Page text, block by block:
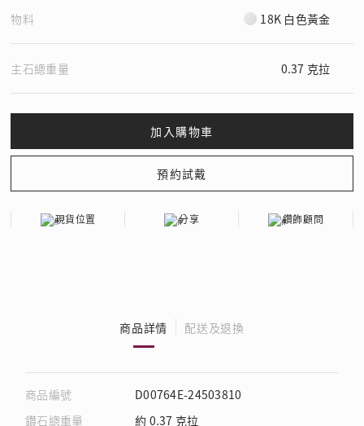
物料 18K 白色黃金
主石總重量 0.37 克拉
現貨位置 分享 鑽飾顧問
商品詳情 配送及退換
商品編號
D00764E-24503810
鑽石總重量
約 0.37 克拉